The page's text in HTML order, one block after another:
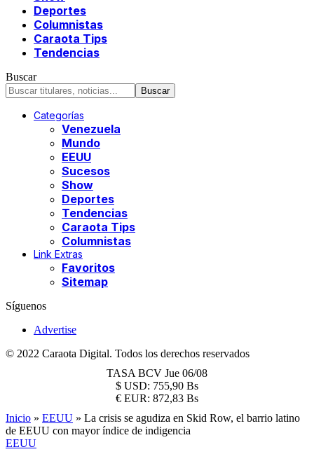
Deportes
Columnistas
Caraota Tips
Tendencias
Buscar
Categorías
Venezuela
Mundo
EEUU
Sucesos
Show
Deportes
Tendencias
Caraota Tips
Columnistas
Link Extras
Favoritos
Sitemap
Síguenos
Advertise
© 2022 Caraota Digital. Todos los derechos reservados
TASA BCV Jue 06/08
$ USD: 755,90 Bs
€ EUR: 872,83 Bs
Inicio » EEUU » La crisis se agudiza en Skid Row, el barrio latino
de EEUU con mayor índice de indigencia
EEUU